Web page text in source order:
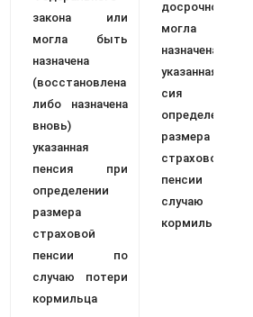
закона или
могла быть
назна­чена
(восстановлена
либо назначена
вновь)
указанная
пенсия при
определении
разме­ра
страховой
пенсии по
случаю потери
кормильца
досрочно
могла
назначена
указанная
сия
определении
размера
страховой
пенсии
случаю
кормильца